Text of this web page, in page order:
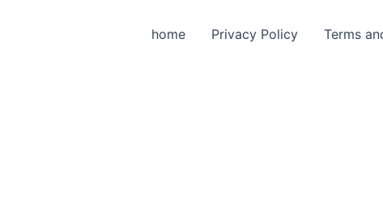
home Privacy Policy Terms